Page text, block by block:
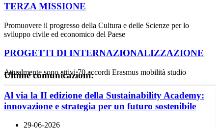
TERZA MISSIONE
Promuovere il progresso della Cultura e delle Scienze per lo
sviluppo civile ed economico del Paese
PROGETTI DI INTERNAZIONALIZZAZIONE
Attualmente sono attivi 70 accordi Erasmus mobilità studio
Ultime comunicazioni:
Al via la II edizione della Sustainability Academy:
innovazione e strategia per un futuro sostenibile
29-06-2026